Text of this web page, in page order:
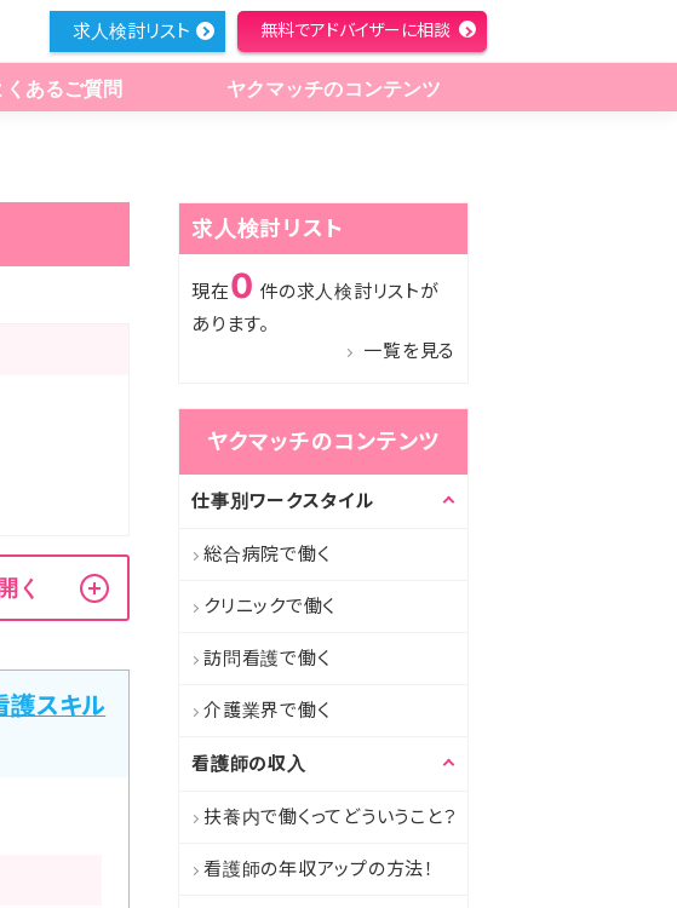
くあるご質問 ヤクマッチのコンテンツ
求人検討リスト 無料でアドバイザーに相談
護スキル
求人検討リスト
現在0 件の求人検討リストが
あります。
一覧を見る
ヤクマッチのコンテンツ
仕事別ワークスタイル
総合病院で働く
クリニックで働く
訪問看護で働く
介護業界で働く
看護師の収入
扶養内で働くってどういうこと？
看護師の年収アップの方法！